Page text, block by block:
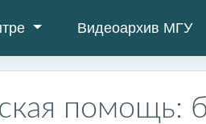
Видеоархив МГУ
помощь: